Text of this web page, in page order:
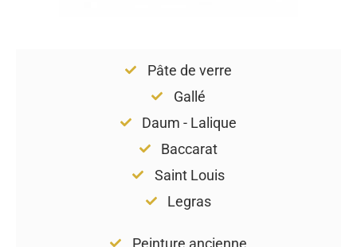
Pâte de verre
Gallé
Daum - Lalique
Baccarat
Saint Louis
Legras
Peinture ancienne